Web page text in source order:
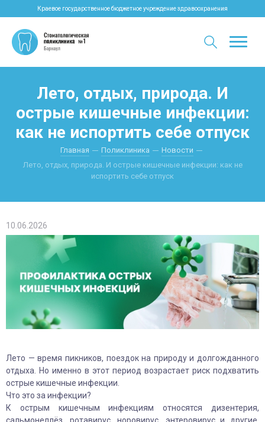
Краевое государственное бюджетное учреждение здравоохранения
Лето, отдых, природа. И
острые кишечные инфекции:
как не испортить себе отпуск
Главная Поликлиника
Новости
Лето, отдых, природа. И острые кишечные инфекции: как не
испортить себе отпуск
10.06.2026
Лето — время пикников, поездок на природу и долгожданного
отдыха. Но именно в этот период возрастает риск подхватить
острые кишечные инфекции.
Что это за инфекции?
К острым кишечным инфекциям относятся дизентерия,
сальмонеллёз, ротавирус, норовирус, энтеровирус и другие.